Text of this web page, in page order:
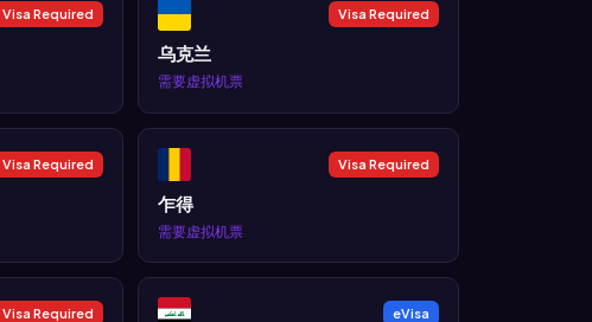
Visa Required Visa Required
乌克兰
需要虚拟机票
Visa Required Visa Required
乍得
需要虚拟机票
Visa Required eVisa